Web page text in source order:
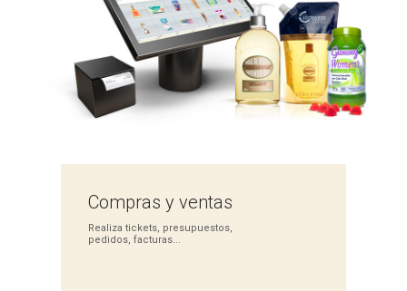
Comprasy ventas
Realiza tickets, presupuestos,
pedidos, facturas...